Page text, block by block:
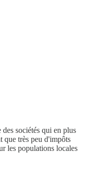
sociétés qui en plus
que très peu d'impôts
les populations locales